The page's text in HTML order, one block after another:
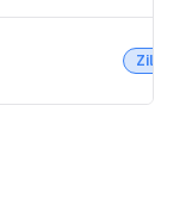
Zilā